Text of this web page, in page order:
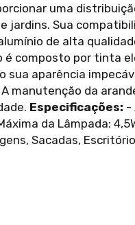
uma
Sua
de alta
composto por tinta
aparência
manutenção da
Especificações: -
da Lâmpada:
Sacadas,